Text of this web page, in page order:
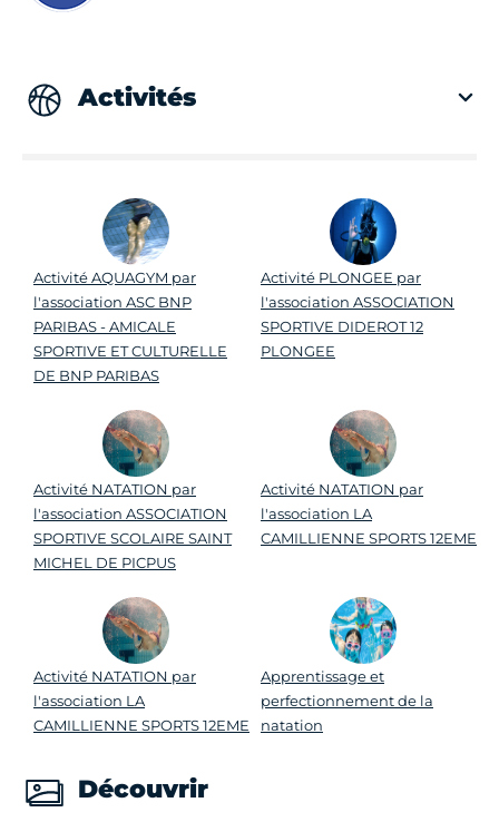
Activités
Activité AQUAGYM par
l'association ASC BNP
PARIBAS - AMICALE
SPORTIVE ET CULTURELLE
DE BNP PARIBAS
Activité PLONGEE par
l'association ASSOCIATION
SPORTIVE DIDEROT 12
PLONGEE
Activité NATATION par
l'association ASSOCIATION
SPORTIVE SCOLAIRE SAINT
MICHEL DE PICPUS
Activité NATATION par
l'association LA
CAMILLIENNE SPORTS 12EME
Activité NATATION par
l'association LA
CAMILLIENNE SPORTS 12EME
Apprentissage et
perfectionnement de la
natation
Découvrir